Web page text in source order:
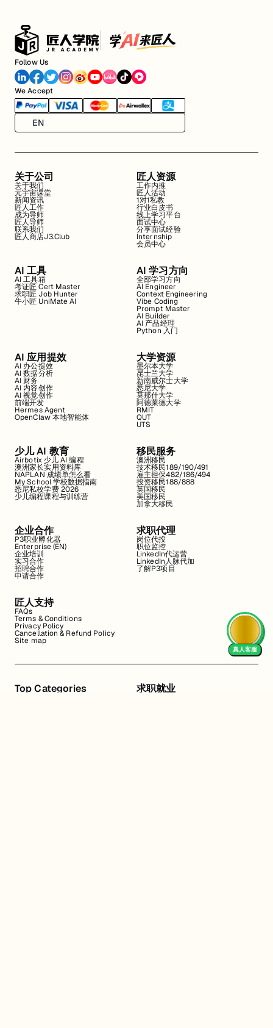
Follow Us
We Accept
EN
关于公司
关于我们
元宇宙课堂
新闻资讯
匠人工作
成为导师
匠人导师
联系我们
匠人商店J3.Club
匠人资源
工作内推
匠人活动
1对1私教
行业白皮书
线上学习平台
面试中心
分享面试经验
Internship
会员中心
AI 工具
AI 工具箱
考证匠 Cert Master
求职匠 Job Hunter
牛小匠 UniMate AI
AI 学习方向
全部学习方向
AI Engineer
Context Engineering
Vibe Coding
Prompt Master
AI Builder
AI 产品经理
Python 入门
AI 应用提效
AI 办公提效
AI 数据分析
AI 财务
AI 内容创作
AI 视觉创作
前端开发
Hermes Agent
OpenClaw 本地智能体
大学资源
墨尔本大学
昆士兰大学
新南威尔士大学
悉尼大学
莫那什大学
阿德莱德大学
RMIT
QUT
UTS
少儿 AI 教育
Airbotix 少儿 AI 编程
澳洲家长实用资料库
NAPLAN 成绩单怎么看
My School 学校数据指南
悉尼私校学费 2026
少儿编程课程与训练营
移民服务
澳洲移民
技术移民189/190/491
雇主担保482/186/494
投资移民188/888
英国移民
美国移民
加拿大移民
企业合作
P3职业孵化器
Enterprise (EN)
企业培训
实习合作
招聘合作
申请合作
求职代理
岗位代投
职位监控
LinkedIn代运营
LinkedIn人脉代加
了解P3项目
匠人支持
FAQs
Terms & Conditions
Privacy Policy
Cancellation & Refund Policy
Site map
Top Categories 求职就业
真人客服